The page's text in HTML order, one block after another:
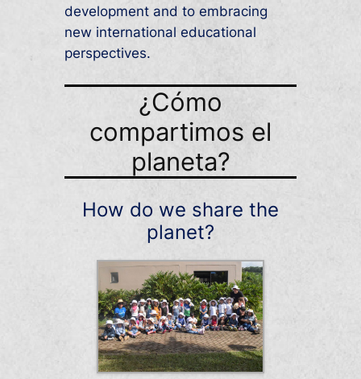
development and to embracing
new international educational
perspectives.
¿Cómo
compartimos el
planeta?
How do we share the
planet?